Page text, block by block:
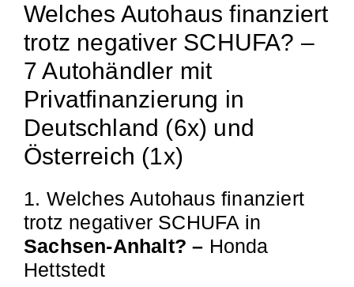
Welches Autohaus finanziert
trotz negativer SCHUFA? –
7 Autohändler mit
Privatfinanzierung in
Deutschland (6x) und
Österreich (1x)
1. Welches Autohaus finanziert
trotz negativer SCHUFA in
Sachsen-Anhalt? – Honda
Hettstedt